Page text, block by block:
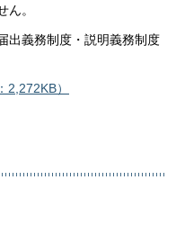
ん。
出義務制度・説明義務制度
）